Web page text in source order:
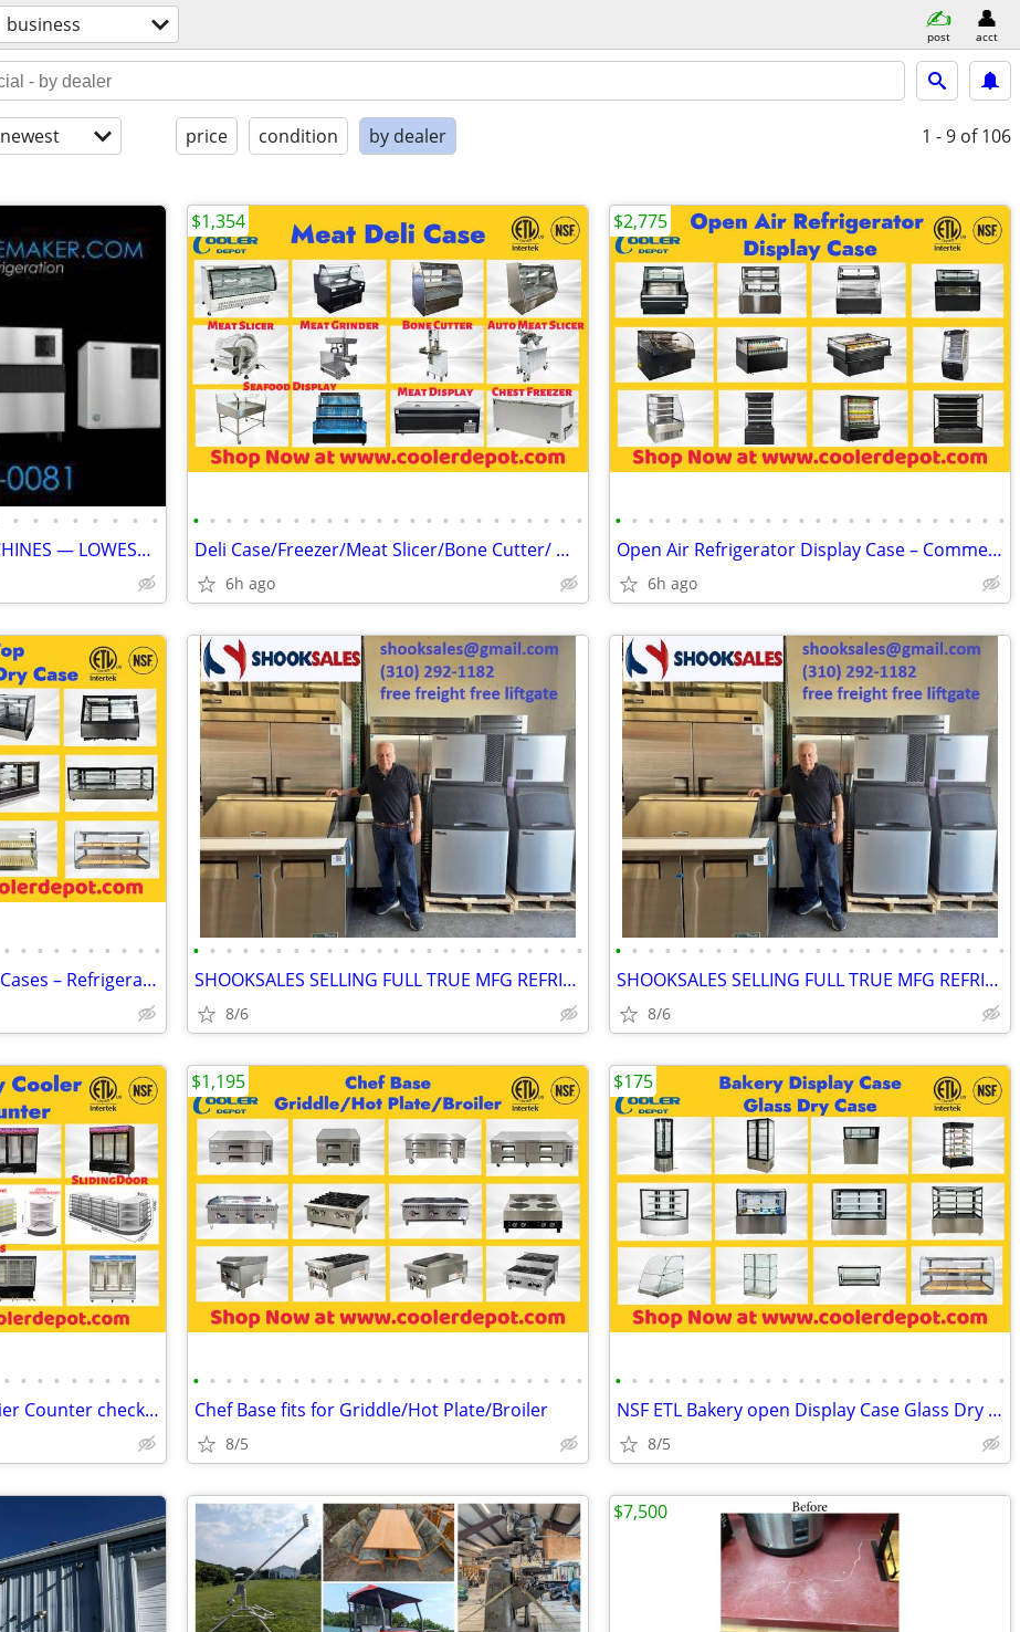
business post acct
newest price condition by dealer 1 - 9 of 106
• • • • • • • •
🧊 NEW HOSHIZAKI ICE MACHINES — LOWEST PRICE + FREE SHIPPING 🧊 02860
• • • • • • • • • • • • • • • • • • • • • • • •
Deli Case/Freezer/Meat Slicer/Bone Cutter/ Grinder/ Saw
6h ago
$1,354
• • • • • • • • • • • • • • • • • • • • • • • •
Open Air Refrigerator Display Case – Commercial Grab & Go Cooler
6h ago
$2,775
• • • • • • • • • •
Countertop Bakery Display Cases – Refrigerated & Dry Showcase
• • • • • • • • • • • • • • • • • • • • • • • •
SHOOKSALES SELLING FULL TRUE MFG REFRIGERATION PRODUCT LINE
8/6
• • • • • • • • • • • • • • • • • • • • • • • •
SHOOKSALES SELLING FULL TRUE MFG REFRIGERATION PRODUCT LINE
8/6
• • • • • • • • • •
Flower Display Cooler Cashier Counter checkout counter
• • • • • • • • • • • • • • • • • • • • • • • •
Chef Base fits for Griddle/Hot Plate/Broiler
8/5
$1,195
• • • • • • • • • • • • • • • • • • • • • • • •
NSF ETL Bakery open Display Case Glass Dry Case
8/5
$175
$7,500